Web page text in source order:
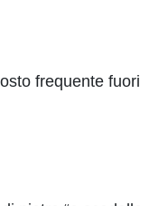
frequente fuori